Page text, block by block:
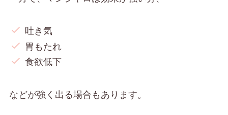
吐き気
胃もたれ
食欲低下
などが強く出る場合もあります。